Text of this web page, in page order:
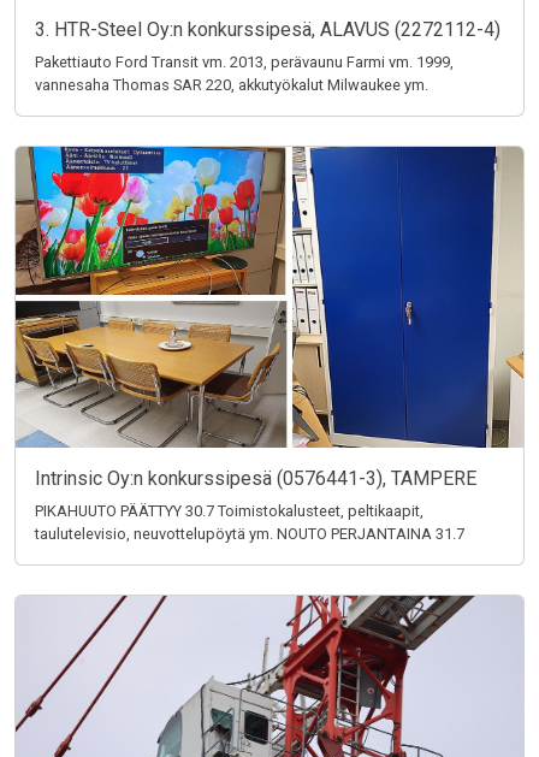
3. HTR-Steel Oy:n konkurssipesä, ALAVUS (2272112-4)
Pakettiauto Ford Transit vm. 2013, perävaunu Farmi vm. 1999,
vannesaha Thomas SAR 220, akkutyökalut Milwaukee ym.
Intrinsic Oy:n konkurssipesä (0576441-3), TAMPERE
PIKAHUUTO PÄÄTTYY 30.7 Toimistokalusteet, peltikaapit,
taulutelevisio, neuvottelupöytä ym. NOUTO PERJANTAINA 31.7